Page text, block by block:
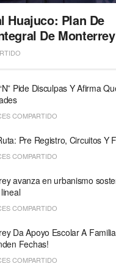
Huajuco: Plan De
De Monterrey
Pide Disculpas Y Afirma
COMPARTIDO
Pre Registro, Circuitos Y
COMPARTIDO
avanza en urbanismo
COMPARTIDO
Da Apoyo Escolar A
Fechas!
COMPARTIDO